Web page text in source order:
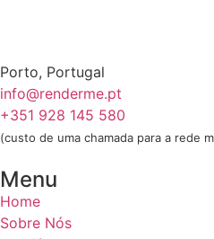
Porto, Portugal
info@renderme.pt
+351 928 145 580
(custo de uma chamada para a rede
Menu
Home
Sobre Nós